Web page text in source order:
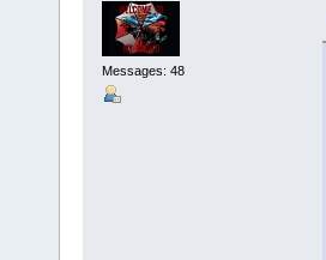
Messages: 48